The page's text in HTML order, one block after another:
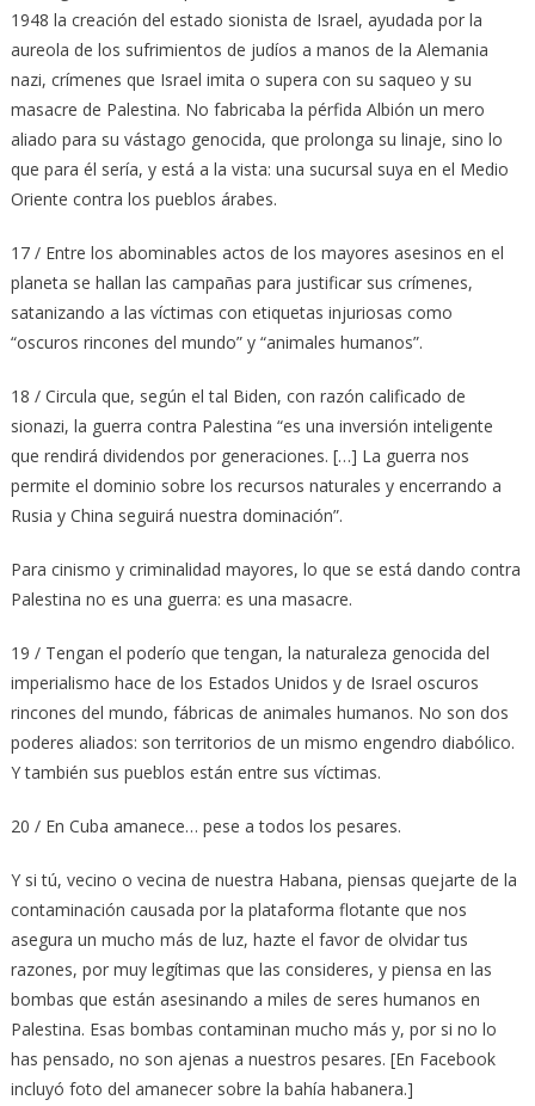
1948 la creación del estado sionista de Israel, ayudada por la
aureola de los sufrimientos de judíos a manos de la Alemania
nazi, crímenes que Israel imita o supera con su saqueo y su
masacre de Palestina. No fabricaba la pérfida Albión un mero
aliado para su vástago genocida, que prolonga su linaje, sino lo
que para él sería, y está a la vista: una sucursal suya en el Medio
Oriente contra los pueblos árabes.
17 / Entre los abominables actos de los mayores asesinos en el
planeta se hallan las campañas para justificar sus crímenes,
satanizando a las víctimas con etiquetas injuriosas como
“oscuros rincones del mundo” y “animales humanos”.
18 / Circula que, según el tal Biden, con razón calificado de
sionazi, la guerra contra Palestina “es una inversión inteligente
que rendirá dividendos por generaciones. […] La guerra nos
permite el dominio sobre los recursos naturales y encerrando a
Rusia y China seguirá nuestra dominación”.
Para cinismo y criminalidad mayores, lo que se está dando contra
Palestina no es una guerra: es una masacre.
19 / Tengan el poderío que tengan, la naturaleza genocida del
imperialismo hace de los Estados Unidos y de Israel oscuros
rincones del mundo, fábricas de animales humanos. No son dos
poderes aliados: son territorios de un mismo engendro diabólico.
Y también sus pueblos están entre sus víctimas.
20 / En Cuba amanece… pese a todos los pesares.
Y si tú, vecino o vecina de nuestra Habana, piensas quejarte de la
contaminación causada por la plataforma flotante que nos
asegura un mucho más de luz, hazte el favor de olvidar tus
razones, por muy legítimas que las consideres, y piensa en las
bombas que están asesinando a miles de seres humanos en
Palestina. Esas bombas contaminan mucho más y, por si no lo
has pensado, no son ajenas a nuestros pesares. [En Facebook
incluyó foto del amanecer sobre la bahía habanera.]